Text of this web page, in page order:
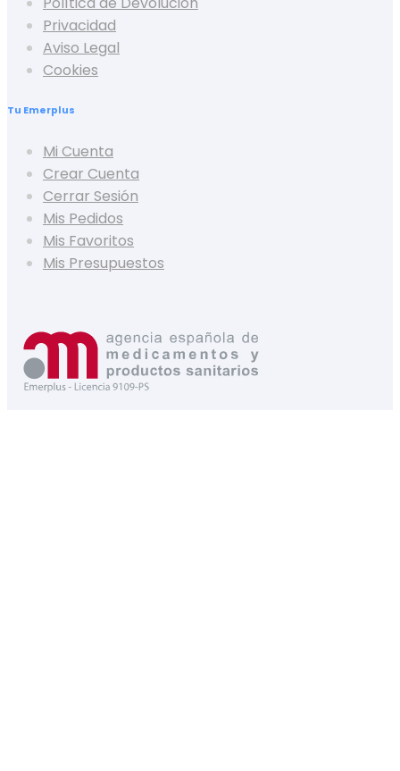
Privacidad
Aviso Legal
Cookies
Tu Emerplus
Mi Cuenta
Crear Cuenta
Cerrar Sesión
Mis Pedidos
Mis Favoritos
Mis Presupuestos